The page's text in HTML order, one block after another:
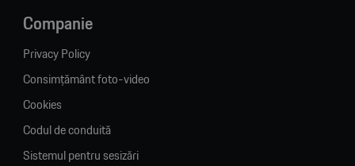
Companie
Privacy Policy
Consimțământ foto-video
Cookies
Codul de conduită
Sistemul pentru sesizări